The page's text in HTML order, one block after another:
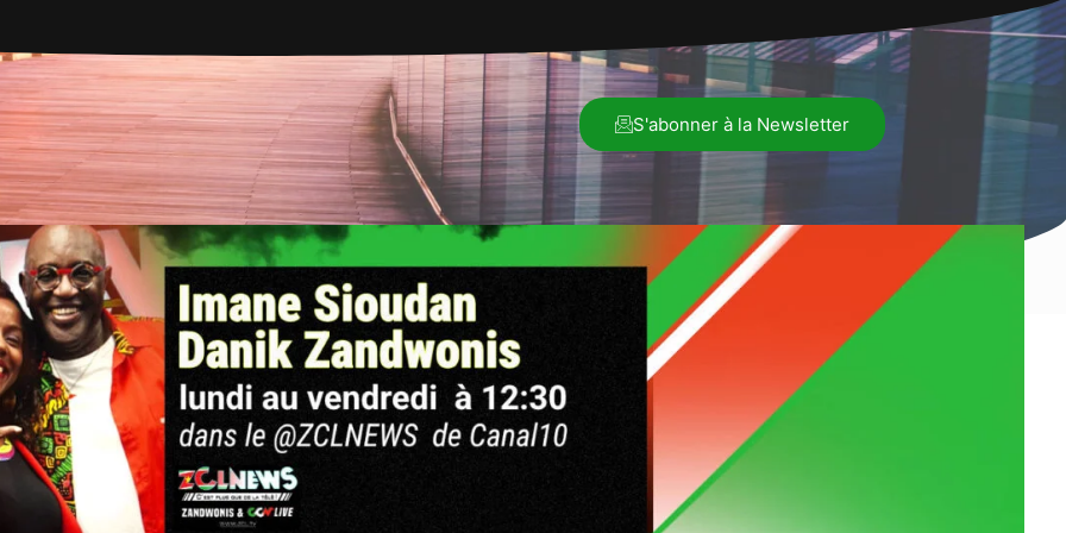
S'abonner à la Newsletter